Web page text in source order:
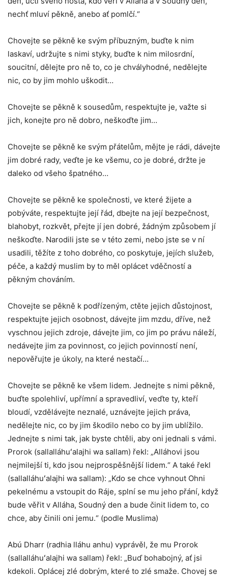
nechť mluví pěkně, anebo ať pomlčí.“
Chovejte se pěkně ke svým příbuzným, buďte k nim
laskaví, udržujte s nimi styky, buďte k nim milosrdní,
soucitní, dělejte pro ně to, co je chvályhodné, nedělejte
nic, co by jim mohlo uškodit…
Chovejte se pěkně k sousedům, respektujte je, važte si
jich, konejte pro ně dobro, neškoďte jim…
Chovejte se pěkně ke svým přátelům, mějte je rádi, dávejte
jim dobré rady, veďte je ke všemu, co je dobré, držte je
daleko od všeho špatného…
Chovejte se pěkně ke společnosti, ve které žijete a
pobýváte, respektujte její řád, dbejte na její bezpečnost,
blahobyt, rozkvět, přejte jí jen dobré, žádným způsobem jí
neškoďte. Narodili jste se v této zemi, nebo jste se v ní
usadili, těžíte z toho dobrého, co poskytuje, jejích služeb,
péče, a každý muslim by to měl oplácet vděčností a
pěkným chováním.
Chovejte se pěkně k podřízeným, ctěte jejich důstojnost,
respektujte jejich osobnost, dávejte jim mzdu, dříve, než
vyschnou jejich zdroje, dávejte jim, co jim po právu náleží,
nedávejte jim za povinnost, co jejich povinností není,
nepověřujte je úkoly, na které nestačí…
Chovejte se pěkně ke všem lidem. Jednejte s nimi pěkně,
buďte spolehliví, upřímní a spravedliví, veďte ty, kteří
bloudí, vzdělávejte neznalé, uznávejte jejich práva,
nedělejte nic, co by jim škodilo nebo co by jim ublížilo.
Jednejte s nimi tak, jak byste chtěli, aby oni jednali s vámi.
Prorok (sallalláhuʻalajhi wa sallam) řekl: „Alláhovi jsou
nejmilejší ti, kdo jsou nejprospěšnější lidem.“ A také řekl
(sallalláhuʻalajhi wa sallam): „Kdo se chce vyhnout Ohni
pekelnému a vstoupit do Ráje, splní se mu jeho přání, když
bude věřit v Alláha, Soudný den a bude činit lidem to, co
chce, aby činili oni jemu.“ (podle Muslima)
Abú Dharr (radhia lláhu anhu) vyprávěl, že mu Prorok
(sallalláhuʻalajhi wa sallam) řekl: „Buď bohabojný, ať jsi
kdekoli. Oplácej zlé dobrým, které to zlé smaže. Chovej se